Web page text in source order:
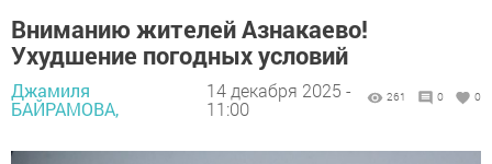
Вниманию жителей Азнакаево!
Ухудшение погодных условий
Джамиля
БАЙРАМОВА,
14 декабря 2025 -
11:00
261 0 0